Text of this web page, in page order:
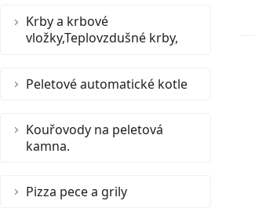
Krby a krbové
vložky,Teplovzdušné krby,
Peletové automatické kotle
Kouřovody na peletová
kamna.
Pizza pece a grily